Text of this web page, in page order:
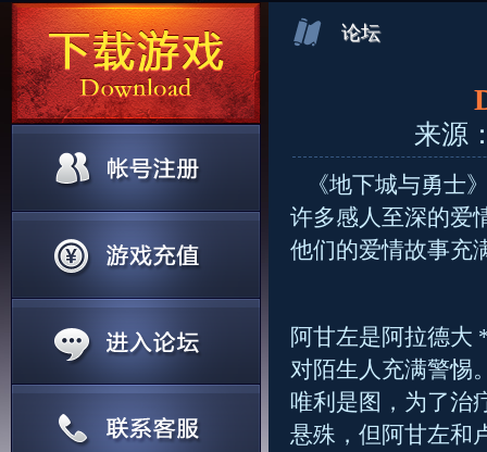
论坛
来源
《地下城与勇士
许多感人至深的爱
他们的爱情故事充
阿甘左是阿拉德大
对陌生人充满警惕
唯利是图，为了治
悬殊，但阿甘左和